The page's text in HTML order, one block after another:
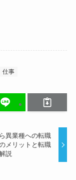
仕事
異業種への転職
メリットと転職
説